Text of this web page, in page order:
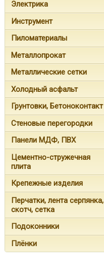
Электрика
Инструмент
Пиломатериалы
Металлопрокат
Металлические сетки
Холодный асфальт
Грунтовки, Бетоноконтакт
Стеновые перегородки
Панели МДФ, ПВХ
Цементно-стружечная
плита
Крепежные изделия
Перчатки, лента серпянка,
скотч, сетка
Подоконники
Плёнки